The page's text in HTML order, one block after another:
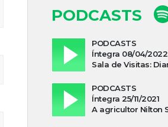
PODCASTS
PODCASTS
Íntegra 08/04/2022
PODCASTS
Íntegra 25/11/2021